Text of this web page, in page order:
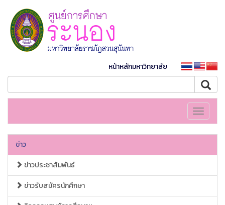
หน้าหลักมหาวิทยาลัย
Toggle
ข่าว
ข่าวประชาสัมพันธ์
ข่าวรับสมัครนักศึกษา